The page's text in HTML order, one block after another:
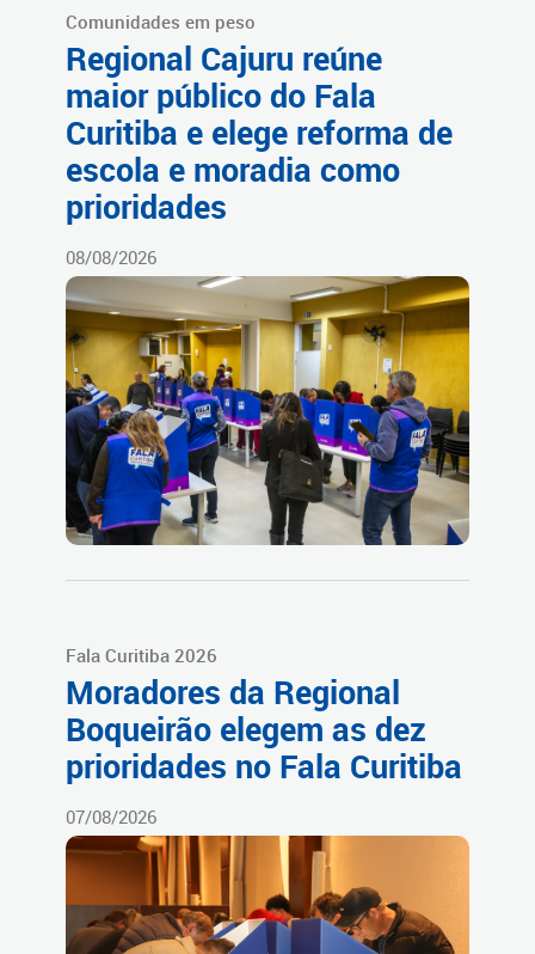
Comunidades em peso
Regional Cajuru reúne
maior público do Fala
Curitiba e elege reforma de
escola e moradia como
prioridades
08/08/2026
Fala Curitiba 2026
Moradores da Regional
Boqueirão elegem as dez
prioridades no Fala Curitiba
07/08/2026